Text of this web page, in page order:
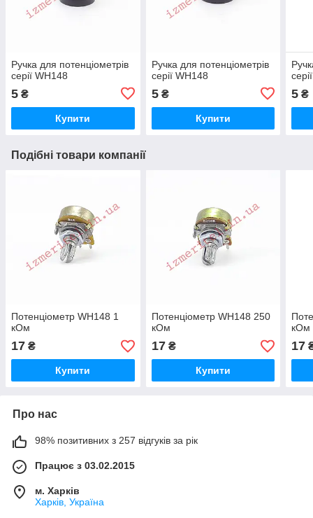
Ручка для потенціометрів
серії WH148
5 ₴
Купити
Ручка для потенціометрів
серії WH148
5₴
Купити
5 ₴
Подібні товари компанії
Потенціометр WH148 1
кОм
17 ₴
Купити
Потенціометр WH148 250
кОм
17₴
Купити
кОм
17
Про нас
98% позитивних з 257 відгуків за рік
Працює з 03.02.2015
м. Харків
Харків, Україна